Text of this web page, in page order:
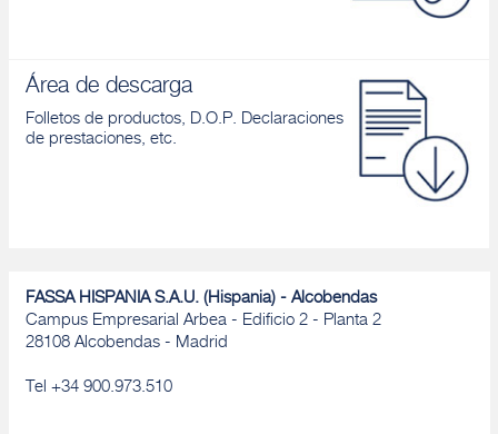
Área de descarga
Folletos de productos, D.O.P. Declaraciones
de prestaciones, etc.
FASSA HISPANIA S.A.U. (Hispania) - Alcobendas
Campus Empresarial Arbea - Edificio 2 - Planta 2
28108 Alcobendas - Madrid
Tel +34 900.973.510